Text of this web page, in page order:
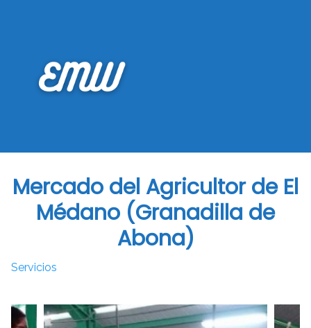
Mercado del Agricultor de El
Médano (Granadilla de
Abona)
Servicios